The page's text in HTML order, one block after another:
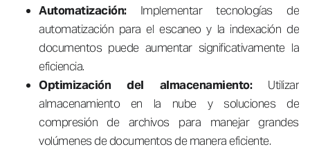
Automatización: Implementar tecnologías de
automatización para el escaneo y la indexación de
documentos puede aumentar significativamente la
eficiencia.
Optimización del almacenamiento: Utilizar
almacenamiento en la nube y soluciones de
compresión de archivos para manejar grandes
volúmenes de documentos de manera eficiente.